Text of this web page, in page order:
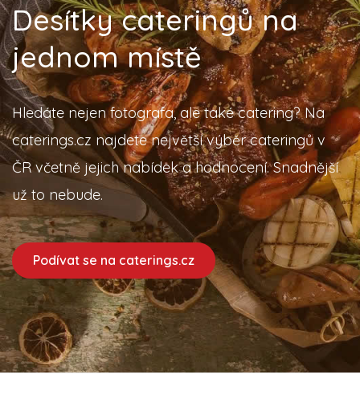
Desítky cateringů na
jednom místě
Hledáte nejen fotografa, ale také catering? Na
caterings.cz najdete největší výběr cateringů v
ČR včetně jejich nabídek a hodnocení. Snadnější
už to nebude.
Podívat se na caterings.cz